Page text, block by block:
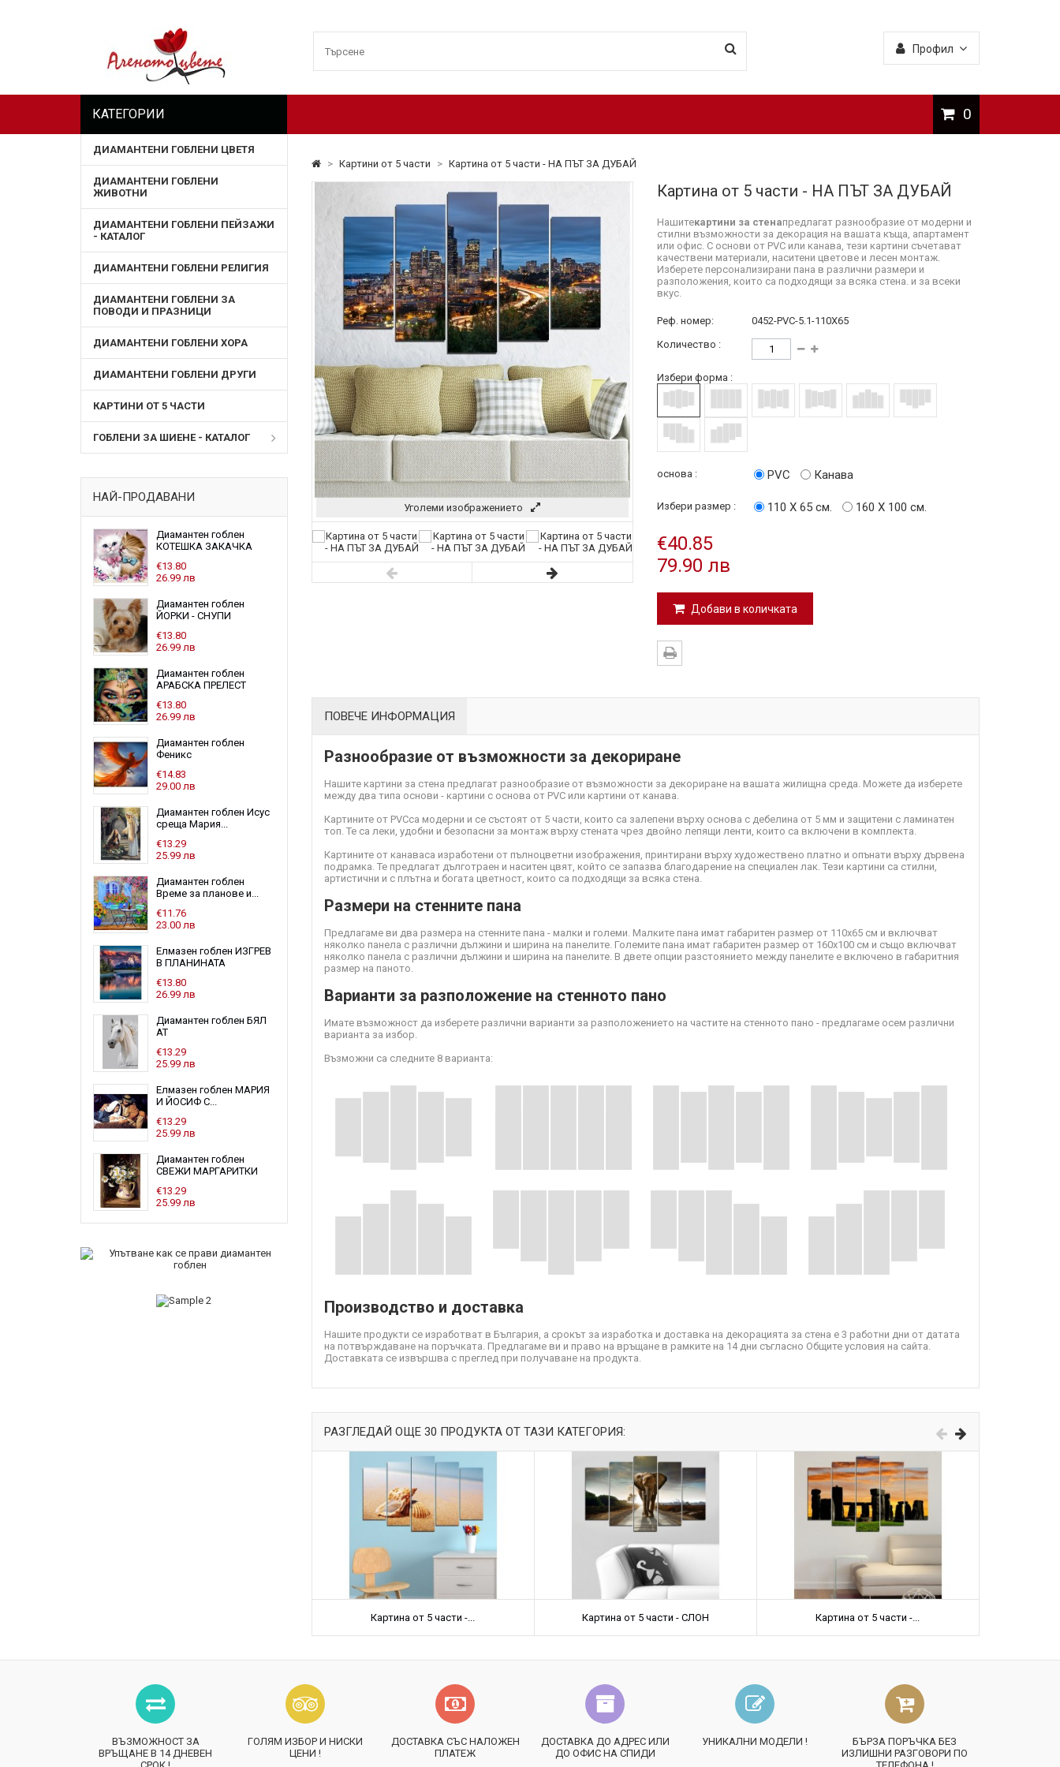
Профил
0
КАТЕГОРИИ
ДИАМАНТЕНИ ГОБЛЕНИ ЦВЕТЯ
ДИАМАНТЕНИ ГОБЛЕНИ
ЖИВОТНИ
ДИАМАНТЕНИ ГОБЛЕНИ ПЕЙЗАЖИ
- КАТАЛОГ
ДИАМАНТЕНИ ГОБЛЕНИ РЕЛИГИЯ
ДИАМАНТЕНИ ГОБЛЕНИ ЗА
ПОВОДИ И ПРАЗНИЦИ
ДИАМАНТЕНИ ГОБЛЕНИ ХОРА
ДИАМАНТЕНИ ГОБЛЕНИ ДРУГИ
КАРТИНИ ОТ 5 ЧАСТИ
ГОБЛЕНИ ЗА ШИЕНЕ - КАТАЛОГ
НАЙ-ПРОДАВАНИ
Диамантен гоблен
КОТЕШКА ЗАКАЧКА
€13.80
26.99 лв
Диамантен гоблен
ЙОРКИ - СНУПИ
€13.80
26.99 лв
Диамантен гоблен
АРАБСКА ПРЕЛЕСТ
€13.80
26.99 лв
Диамантен гоблен
Феникс
€14.83
29.00 лв
Диамантен гоблен Исус
среща Мария...
€13.29
25.99 лв
Диамантен гоблен
Време за планове и...
€11.76
23.00 лв
Елмазен гоблен ИЗГРЕВ
В ПЛАНИНАТА
€13.80
26.99 лв
Диамантен гоблен БЯЛ
АТ
€13.29
25.99 лв
Елмазен гоблен МАРИЯ
И ЙОСИФ С...
€13.29
25.99 лв
Диамантен гоблен
СВЕЖИ МАРГАРИТКИ
€13.29
25.99 лв
> Картини от 5 части > Картина от 5 части - НА ПЪТ ЗА ДУБАЙ
Уголеми изображението
Картина от 5 части - НА ПЪТ ЗА ДУБАЙ
Нашитекартини за стенапредлагат разнообразие от модерни и
стилни възможности за декорация на вашата къща, апартамент
или офис. С основи от PVC или канава, тези картини съчетават
качествени материали, наситени цветове и лесен монтаж.
Изберете персонализирани пана в различни размери и
разположения, които са подходящи за всяка стена. и за всеки
вкус.
Реф. номер:
0452-PVC-5.1-110X65
Количество :
Избери форма :
основа : PVC Канава
Избери размер : 110 Х 65 см. 160 Х 100 см.
€40.85
79.90 лв
Добави в количката
ПОВЕЧЕ ИНФОРМАЦИЯ
Разнообразие от възможности за декориране
Нашите картини за стена предлагат разнообразие от възможности за декориране на вашата жилищна среда. Можете да изберете
между два типа основи - картини с основа от PVC или картини от канава.
Картините от PVCса модерни и се състоят от 5 части, които са залепени върху основа с дебелина от 5 мм и защитени с ламинатен
топ. Те са леки, удобни и безопасни за монтаж върху стената чрез двойно лепящи ленти, които са включени в комплекта.
Картините от канаваса изработени от пълноцветни изображения, принтирани върху художествено платно и опънати върху дървена
подрамка. Те предлагат дълготраен и наситен цвят, който се запазва благодарение на специален лак. Тези картини са стилни,
артистични и с плътна и богата цветност, които са подходящи за всяка стена.
Размери на стенните пана
Предлагаме ви два размера на стенните пана - малки и големи. Малките пана имат габаритен размер от 110х65 см и включват
няколко панела с различни дължини и ширина на панелите. Големите пана имат габаритен размер от 160х100 см и също включват
няколко панела с различни дължини и ширина на панелите. В двете опции разстоянието между панелите е включено в габаритния
размер на паното.
Варианти за разположение на стенното пано
Имате възможност да изберете различни варианти за разположението на частите на стенното пано - предлагаме осем различни
варианта за избор.
Възможни са следните 8 варианта:
Производство и доставка
Нашите продукти се изработват в България, а срокът за изработка и доставка на декорацията за стена е 3 работни дни от датата
на потвърждаване на поръчката. Предлагаме ви и право на връщане в рамките на 14 дни съгласно Общите условия на сайта.
Доставката се извършва с преглед при получаване на продукта.
РАЗГЛЕДАЙ ОЩЕ 30 ПРОДУКТА ОТ ТАЗИ КАТЕГОРИЯ:
Картина от 5 части -... Картина от 5 части - СЛОН Картина от 5 части -...
ВЪЗМОЖНОСТ ЗА
ВРЪЩАНЕ В 14 ДНЕВЕН
ГОЛЯМ ИЗБОР И НИСКИ
ЦЕНИ !
ДОСТАВКА СЪС НАЛОЖЕН
ПЛАТЕЖ
ДОСТАВКА ДО АДРЕС ИЛИ
ДО ОФИС НА СПИДИ
УНИКАЛНИ МОДЕЛИ !
БЪРЗА ПОРЪЧКА БЕЗ
ИЗЛИШНИ РАЗГОВОРИ ПО